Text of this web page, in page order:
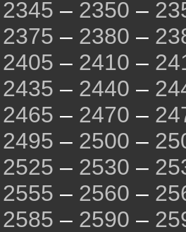
2345 – 2350 –
2375 – 2380 –
2405 – 2410 –
2435 – 2440 –
2465 – 2470 –
2495 – 2500 –
2525 – 2530 –
2555 – 2560 –
2585 – 2590 –